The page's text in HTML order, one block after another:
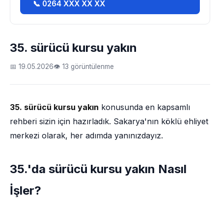
35. sürücü kursu yakın
📅 19.05.2026👁 13 görüntülenme
35. sürücü kursu yakın konusunda en kapsamlı
rehberi sizin için hazırladık. Sakarya'nın köklü ehliyet
merkezi olarak, her adımda yanınızdayız.
35.'da sürücü kursu yakın Nasıl
İşler?
📞 0264 XXX XX XX